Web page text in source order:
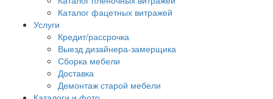
Каталог фацетных витражей
Услуги
Кредит/рассрочка
Выезд дизайнера-замерщика
Сборка мебели
Доставка
Демонтаж старой мебели